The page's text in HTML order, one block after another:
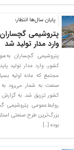
پایان سال‌ها انتظار؛
پتروشیمی
وارد مدار تولید شد
پتروشیمی گچساران
کشور، وارد مدار تولید
مجتمع که ماده اولیه
صنعت به شمار می‌رود
کشور تزریق شد. به
روابط‌عمومی پتروشیمی
بزرگ‌ترین طرح صنعتی
بوده […]